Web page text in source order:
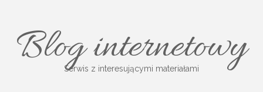
Blog internetowy
Serwis z interesującymi materiałami